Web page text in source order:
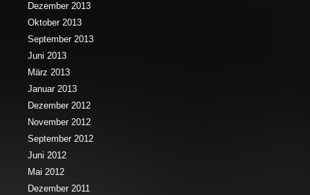
Dezember 2013
Oktober 2013
September 2013
Juni 2013
März 2013
Januar 2013
Dezember 2012
November 2012
September 2012
Juni 2012
Mai 2012
Dezember 2011